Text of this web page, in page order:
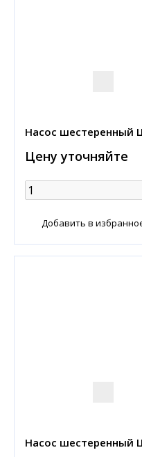
Насос шестеренный
Цену уточняйте
Добавить в
Насос шестеренный